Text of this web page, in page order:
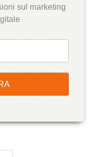
sul marketing